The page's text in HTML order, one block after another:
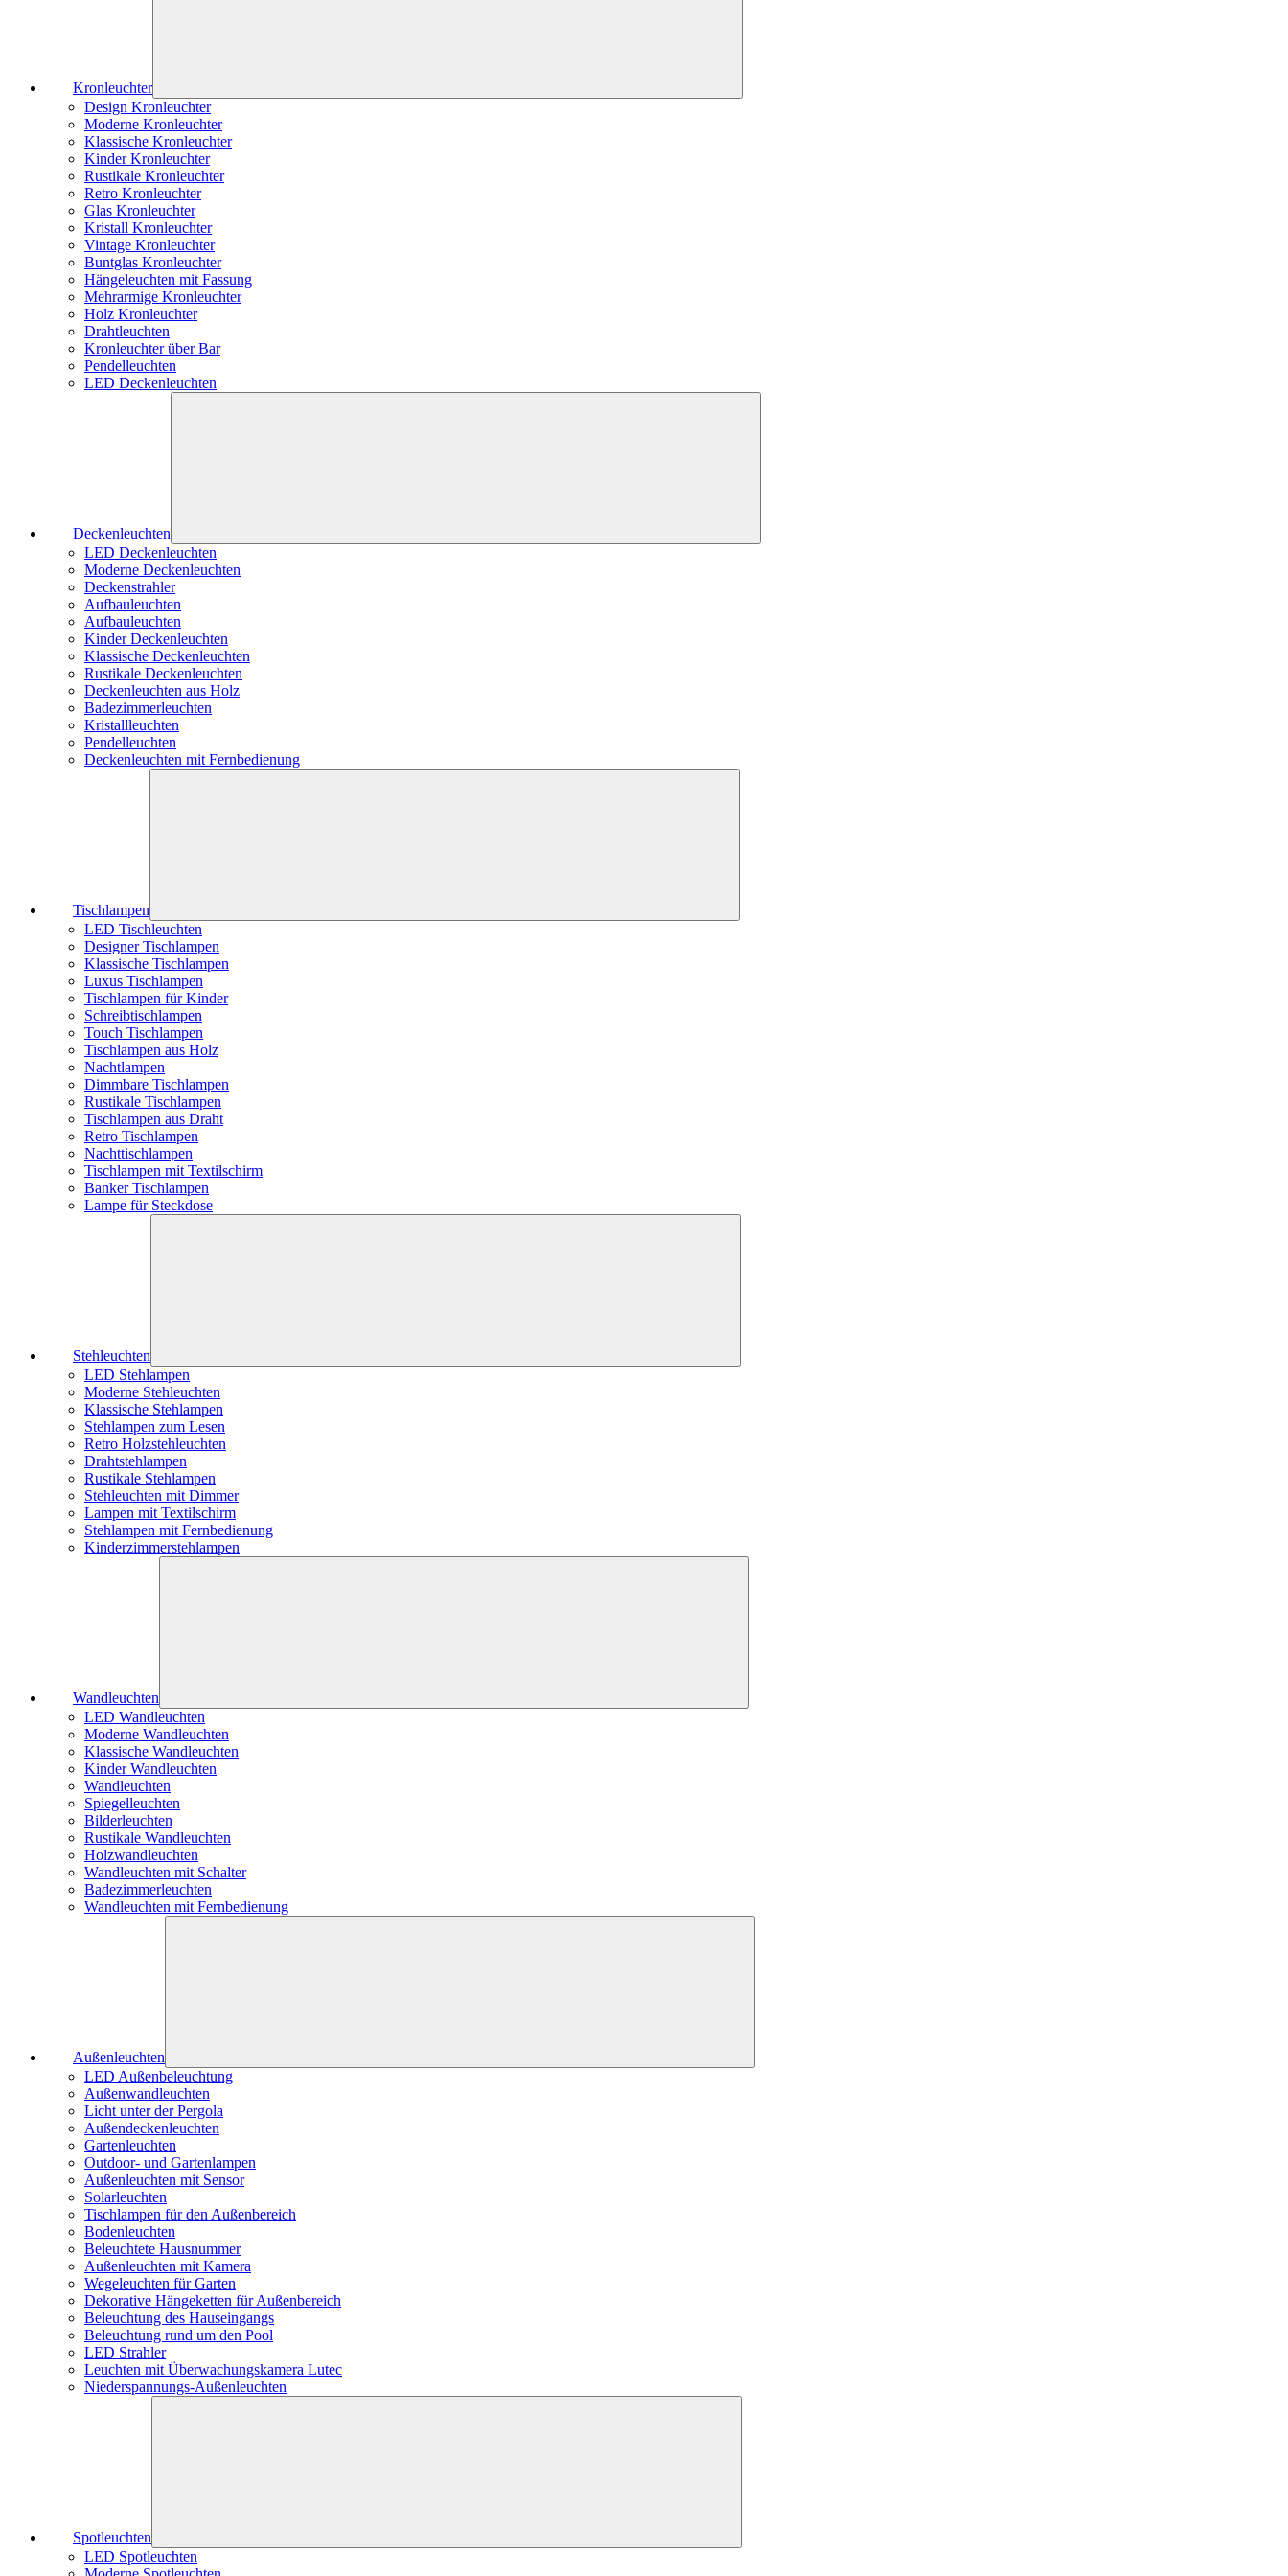
Kronleuchter
Design Kronleuchter
Moderne Kronleuchter
Klassische Kronleuchter
Kinder Kronleuchter
Rustikale Kronleuchter
Retro Kronleuchter
Glas Kronleuchter
Kristall Kronleuchter
Vintage Kronleuchter
Buntglas Kronleuchter
Hängeleuchten mit Fassung
Mehrarmige Kronleuchter
Holz Kronleuchter
Drahtleuchten
Kronleuchter über Bar
Pendelleuchten
LED Deckenleuchten
Deckenleuchten
LED Deckenleuchten
Moderne Deckenleuchten
Deckenstrahler
Aufbauleuchten
Aufbauleuchten
Kinder Deckenleuchten
Klassische Deckenleuchten
Rustikale Deckenleuchten
Deckenleuchten aus Holz
Badezimmerleuchten
Kristallleuchten
Pendelleuchten
Deckenleuchten mit Fernbedienung
Tischlampen
LED Tischleuchten
Designer Tischlampen
Klassische Tischlampen
Luxus Tischlampen
Tischlampen für Kinder
Schreibtischlampen
Touch Tischlampen
Tischlampen aus Holz
Nachtlampen
Dimmbare Tischlampen
Rustikale Tischlampen
Tischlampen aus Draht
Retro Tischlampen
Nachttischlampen
Tischlampen mit Textilschirm
Banker Tischlampen
Lampe für Steckdose
Stehleuchten
LED Stehlampen
Moderne Stehleuchten
Klassische Stehlampen
Stehlampen zum Lesen
Retro Holzstehleuchten
Drahtstehlampen
Rustikale Stehlampen
Stehleuchten mit Dimmer
Lampen mit Textilschirm
Stehlampen mit Fernbedienung
Kinderzimmerstehlampen
Wandleuchten
LED Wandleuchten
Moderne Wandleuchten
Klassische Wandleuchten
Kinder Wandleuchten
Wandleuchten
Spiegelleuchten
Bilderleuchten
Rustikale Wandleuchten
Holzwandleuchten
Wandleuchten mit Schalter
Badezimmerleuchten
Wandleuchten mit Fernbedienung
Außenleuchten
LED Außenbeleuchtung
Außenwandleuchten
Licht unter der Pergola
Außendeckenleuchten
Gartenleuchten
Outdoor- und Gartenlampen
Außenleuchten mit Sensor
Solarleuchten
Tischlampen für den Außenbereich
Bodenleuchten
Beleuchtete Hausnummer
Außenleuchten mit Kamera
Wegeleuchten für Garten
Dekorative Hängeketten für Außenbereich
Beleuchtung des Hauseingangs
Beleuchtung rund um den Pool
LED Strahler
Leuchten mit Überwachungskamera Lutec
Niederspannungs-Außenleuchten
Spotleuchten
LED Spotleuchten